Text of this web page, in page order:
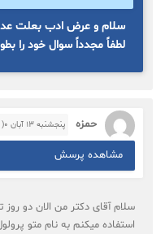
سلام و عرض ادب بعلت
لطفاً مجدداً سوال خود را
حمزه پنجشنبه ۱۳ آبان ۰( 4 سال پیش)
مشاهده پرسش
سلام آقای دکتر من الان دو
استفاده میکنم به نام متو